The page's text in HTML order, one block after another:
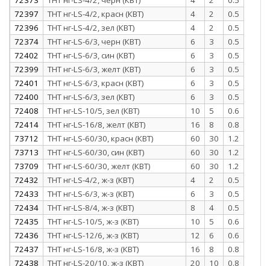
72397
ТНТ нг-LS-4/2, красн (КВТ) 4 2
0.5
72396
ТНТ нг-LS-4/2, зел (КВТ) 4 2
0.5
72374
ТНТ нг-LS-6/3, черн (КВТ) 6 3
0.5
72402
ТНТ нг-LS-6/3, син (КВТ) 6 3
0.5
72399
ТНТ нг-LS-6/3, желт (КВТ) 6 3
0.5
72401
ТНТ нг-LS-6/3, красн (КВТ) 6 3
0.5
72400
ТНТ нг-LS-6/3, зел (КВТ) 6 3
0.5
72408
ТНТ нг-LS-10/5, зел (КВТ) 10 5
0.6
72414
ТНТ нг-LS-16/8, желт (КВТ) 16 8
0.8
73712
ТНТ нг-LS-60/30, красн (КВТ) 60 30
1.2
73713
ТНТ нг-LS-60/30, син (КВТ) 60 30
1.2
73709
ТНТ нг-LS-60/30, желт (КВТ) 60 30
1.2
72432
ТНТ нг-LS-4/2, ж-з (КВТ) 4 2
0.5
72433
ТНТ нг-LS-6/3, ж-з (КВТ) 6 3
0.5
72434
ТНТ нг-LS-8/4, ж-з (КВТ) 8 4
0.5
72435
ТНТ нг-LS-10/5, ж-з (КВТ) 10 5
0.6
72436
ТНТ нг-LS-12/6, ж-з (КВТ) 12 6
0.6
72437
ТНТ нг-LS-16/8, ж-з (КВТ) 16 8
0.8
72438
ТНТ нг-LS-20/10, ж-з (КВТ) 20 10
0.8